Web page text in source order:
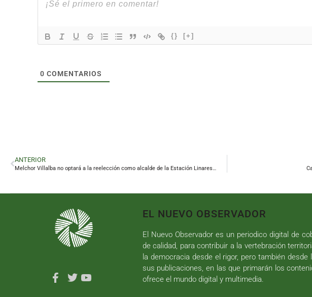
{} [+]
0 COMENTARIOS
ANTERIOR
Melchor Villalba no optará a la reelección como alcalde de la Estación Linares-Baeza
EL NUEVO OBSERVADOR
El Nuevo Observador es un periodico digital de
de calidad, para contribuir a la vertebración
la democracia desde el rigor, pero también
sus publicaciones, en las que primarán los
ofrece el mundo digital y multimedia.